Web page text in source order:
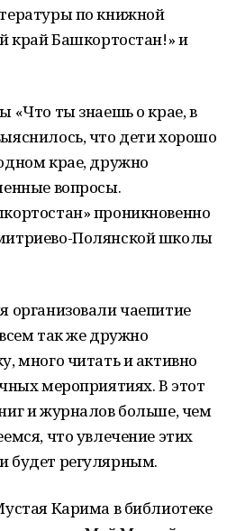
по книжной
край Башкортостан!» и
«Что ты знаешь о крае, в
что дети хорошо
крае, дружно
вопросы.
проникновенно
Полянской школы
организовали чаепитие
так же дружно
много читать и активно
мероприятиях. В этот
и журналов больше, чем
что увлечение этих
будет регулярным.
Карима в библиотеке